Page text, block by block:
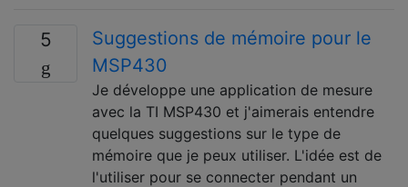
5
Suggestions de mémoire pour le
MSP430
Je développe une application de mesure
avec la TI MSP430 et j'aimerais entendre
quelques suggestions sur le type de
mémoire que je peux utiliser. L'idée est de
l'utiliser pour se connecter pendant un